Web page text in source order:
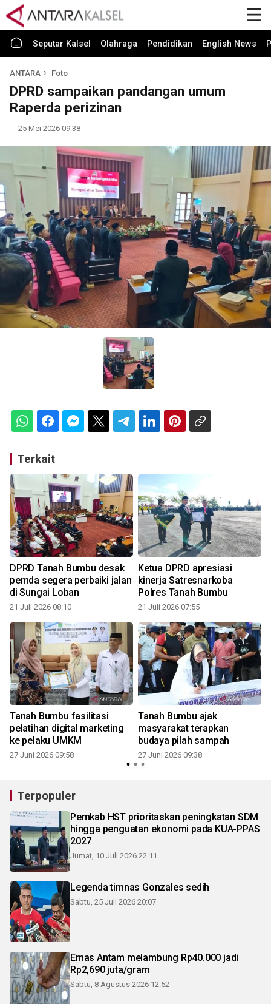
Seputar Kalsel Olahraga Pendidikan English News
ANTARA Foto
DPRD sampaikan pandangan umum
Raperda perizinan
25 Mei 2026 09:38
Terkait
DPRD Tanah Bumbu desak
pemda segera perbaiki jalan
di Sungai Loban
21 Juli 2026 08:10
Ketua DPRD apresiasi
kinerja Satresnarkoba
Polres Tanah Bumbu
21 Juli 2026 07:55
Tanah Bumbu fasilitasi
pelatihan digital marketing
ke pelaku UMKM
27 Juni 2026 09:58
Tanah Bumbu ajak
masyarakat terapkan
budaya pilah sampah
27 Juni 2026 09:38
Terpopuler
Pemkab HST prioritaskan peningkatan SDM
hingga penguatan ekonomi pada KUA-PPAS
2027
Jumat, 10 Juli 2026 22:11
Legenda timnas Gonzales sedih
Sabtu, 25 Juli 2026 20:07
Emas Antam melambung Rp40.000 jadi
Rp2,690 juta/gram
Sabtu, 8 Agustus 2026 12:52